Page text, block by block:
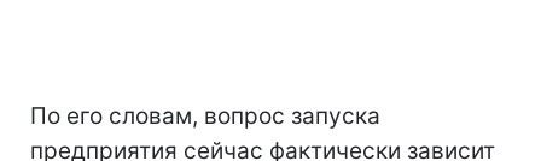
По его словам, вопрос запуска
предприятия сейчас фактически зависит